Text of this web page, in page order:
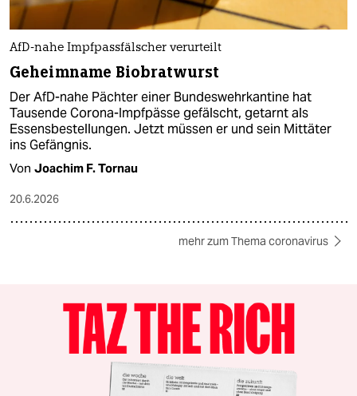
AfD-nahe Impfpassfälscher verurteilt
Geheimname Biobratwurst
Der AfD-nahe Pächter einer Bundeswehrkantine hat
Tausende Corona-Impfpässe gefälscht, getarnt als
Essensbestellungen. Jetzt müssen er und sein Mittäter
ins Gefängnis.
Von Joachim F. Tornau
20.6.2026
mehr zum Thema coronavirus